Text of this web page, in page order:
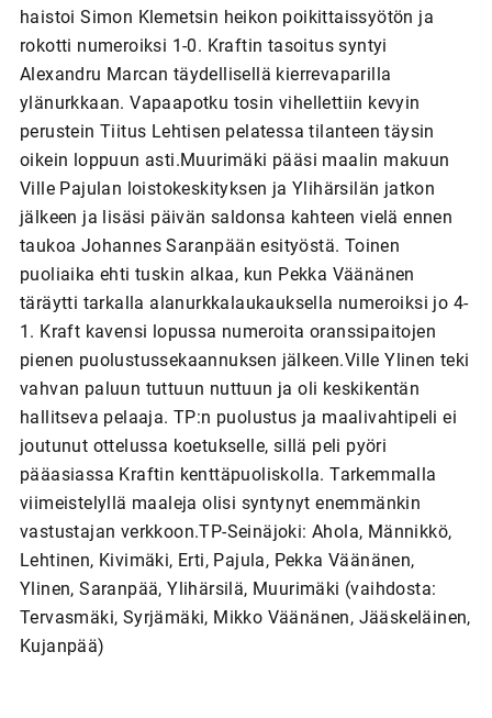
haistoi Simon Klemetsin heikon poikittaissyötön ja
rokotti numeroiksi 1-0. Kraftin tasoitus syntyi
Alexandru Marcan täydellisellä kierrevaparilla
ylänurkkaan. Vapaapotku tosin vihellettiin kevyin
perustein Tiitus Lehtisen pelatessa tilanteen täysin
oikein loppuun asti.Muurimäki pääsi maalin makuun
Ville Pajulan loistokeskityksen ja Ylihärsilän jatkon
jälkeen ja lisäsi päivän saldonsa kahteen vielä ennen
taukoa Johannes Saranpään esityöstä. Toinen
puoliaika ehti tuskin alkaa, kun Pekka Väänänen
täräytti tarkalla alanurkkalaukauksella numeroiksi jo 4-
1. Kraft kavensi lopussa numeroita oranssipaitojen
pienen puolustussekaannuksen jälkeen.Ville Ylinen teki
vahvan paluun tuttuun nuttuun ja oli keskikentän
hallitseva pelaaja. TP:n puolustus ja maalivahtipeli ei
joutunut ottelussa koetukselle, sillä peli pyöri
pääasiassa Kraftin kenttäpuoliskolla. Tarkemmalla
viimeistelyllä maaleja olisi syntynyt enemmänkin
vastustajan verkkoon.TP-Seinäjoki: Ahola, Männikkö,
Lehtinen, Kivimäki, Erti, Pajula, Pekka Väänänen,
Ylinen, Saranpää, Ylihärsilä, Muurimäki (vaihdosta:
Tervasmäki, Syrjämäki, Mikko Väänänen, Jääskeläinen,
Kujanpää)